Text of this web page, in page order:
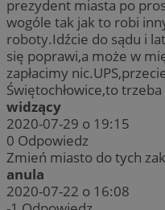
prezydent miasta po
wogóle tak jak to robi
roboty.Idźcie do sądu i
się poprawi,a może w
zapłacimy
Świętochłowice,to trzeba
widzący
2020-07-29 o 19:15
0 Odpowiedz
Zmień miasto do tych
anula
2020-07-22 o 16:08